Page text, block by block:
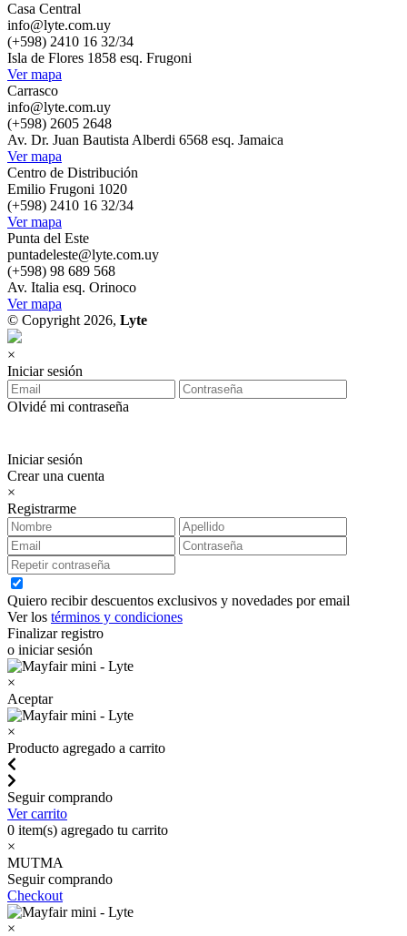
Casa Central
info@lyte.com.uy
(+598) 2410 16 32/34
Isla de Flores 1858 esq. Frugoni
Ver mapa
Carrasco
info@lyte.com.uy
(+598) 2605 2648
Av. Dr. Juan Bautista Alberdi 6568 esq. Jamaica
Ver mapa
Centro de Distribución
Emilio Frugoni 1020
(+598) 2410 16 32/34
Ver mapa
Punta del Este
puntadeleste@lyte.com.uy
(+598) 98 689 568
Av. Italia esq. Orinoco
Ver mapa
© Copyright 2026, Lyte
×
Iniciar sesión
Olvidé mi contraseña
Iniciar sesión
Crear una cuenta
×
Registrarme
Quiero recibir descuentos exclusivos y novedades por email
Ver los términos y condiciones
Finalizar registro
o iniciar sesión
×
Aceptar
×
Producto agregado a carrito
Seguir comprando
Ver carrito
0 item(s) agregado tu carrito
×
MUTMA
Seguir comprando
Checkout
×